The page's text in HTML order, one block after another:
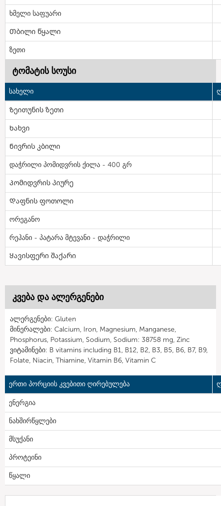
ხმელი საფუარი
Თბილი წყალი
ზეთი
ტომატის სოუსი
სახელი
Ზეითუნის ზეთი
Ხახვი
Ნივრის კბილი
დაჭრილი პომიდვრის ქილა - 400 გრ
Პომიდვრის პიურე
Დაფნის ფოთოლი
ორეგანო
რეჰანი - პატარა მტევანი - დაჭრილი
Ყავისფერი შაქარი
კვება და ალერგენები
ალერგენები: Gluten
მინერალები: Calcium, Iron, Magnesium, Manganese,
Phosphorus, Potassium, Sodium, Sodium: 38758 mg, Zinc
ვიტამინები: B vitamins including B1, B12, B2, B3, B5, B6, B7, B9,
Folate, Niacin, Thiamine, Vitamin B6, Vitamin C
ერთი პორციის კვებითი ღირებულება
ენერგია
ნახშირწყლები
მსუქანი
პროტეინი
წყალი